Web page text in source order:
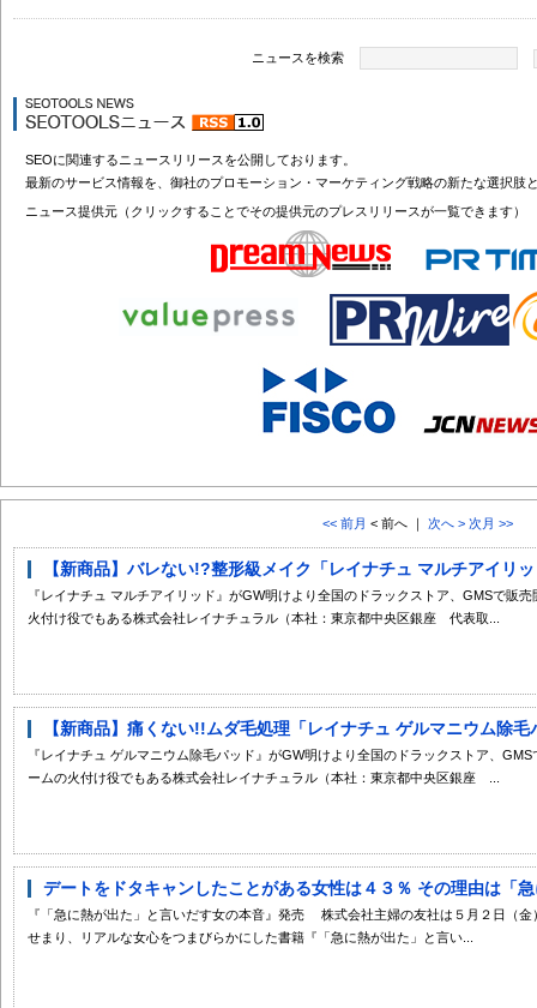
ニュースを検索
SEOに関連するニュースリリースを公開しております。
最新のサービス情報を、御社のプロモーション・マーケティング戦略の新たな選択肢
ニュース提供元（クリックすることでその提供元のプレスリリースが一覧できます）
<< 前月 < 前へ ｜ 次へ > 次月 >>
【新商品】バレない!?整形級メイク「レイナチュ マルチアイ
『レイナチュ マルチアイリッド』がGW明けより全国のドラックストア、GMSで販
火付け役でもある株式会社レイナチュラル（本社：東京都中央区銀座 代表取...
【新商品】痛くない!!ムダ毛処理「レイナチュ ゲルマニウム除
『レイナチュ ゲルマニウム除毛パッド』がGW明けより全国のドラックストア、
ームの火付け役でもある株式会社レイナチュラル（本社：東京都中央区銀座 ...
デートをドタキャンしたことがある女性は４３％ その理由は「
『「急に熱が出た」と言いだす女の本音』発売 株式会社主婦の友社は５月２日（
せまり、リアルな女心をつまびらかにした書籍『「急に熱が出た」と言い...